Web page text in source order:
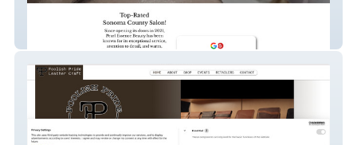
Pearl Essence Beauty